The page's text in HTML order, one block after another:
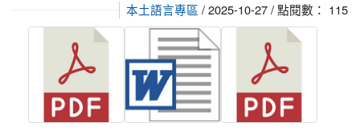
本土語言專區 / 2025-10-27 / 點閱數： 115